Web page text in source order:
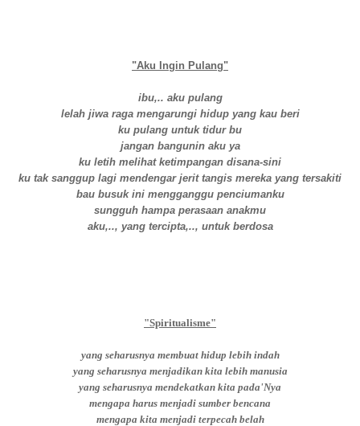
"Aku Ingin Pulang"
ibu,.. aku pulang
lelah jiwa raga mengarungi hidup yang kau beri
ku pulang untuk tidur bu
jangan bangunin aku ya
ku letih melihat ketimpangan disana-sini
ku tak sanggup lagi mendengar jerit tangis mereka yang tersakiti
bau busuk ini mengganggu penciumanku
sungguh hampa perasaan anakmu
aku,.., yang tercipta,.., untuk berdosa
"Spiritualisme"
yang seharusnya membuat hidup lebih indah
yang seharusnya menjadikan kita lebih manusia
yang seharusnya mendekatkan kita pada'Nya
mengapa harus menjadi sumber bencana
mengapa kita menjadi terpecah belah